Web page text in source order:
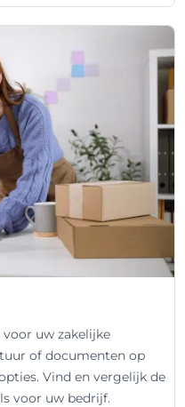
uw zakelijke
of documenten op
Vind en vergelijk de
voor uw bedrijf.